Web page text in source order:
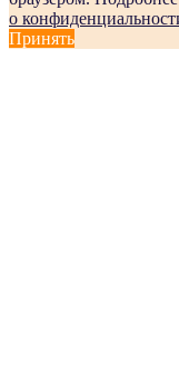
о
Принять